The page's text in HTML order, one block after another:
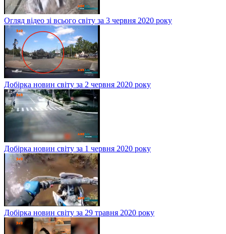
Огляд відео зі всього світу за 3 червня 2020 року
Добірка новин світу за 2 червня 2020 року
Добірка новин світу за 1 червня 2020 року
Добірка новин світу за 29 травня 2020 року